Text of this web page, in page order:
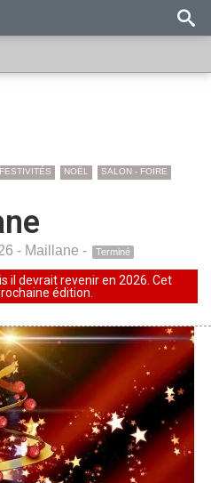
FESTIVITÉS NOËL SALON - FOIRE
- Maillane - Terminé
il devrait revenir en 2026. Cet
édition.